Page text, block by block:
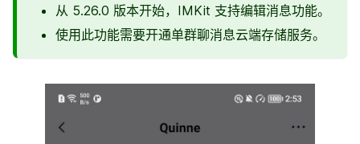
从 5.26.0 版本开始，IMKit 支持编辑消息功能。
使用此功能需要开通单群聊消息云端存储服务。